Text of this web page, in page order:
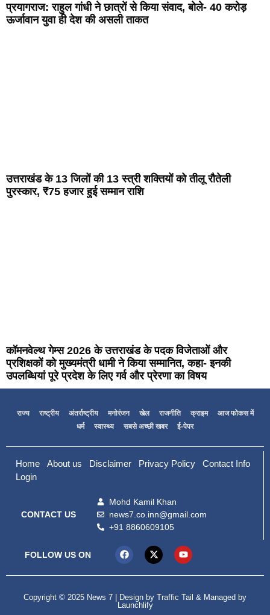
प्रयागराज: राहुल गांधी ने छात्रों से किया संवाद, बोले- 40 करोड़
ऊर्जावान युवा ही देश की असली ताकत
उत्तराखंड के 13 जिलों की 13 स्त्री शक्तियों को तीलू रौतेली
पुरस्कार, ₹75 हजार हुई सम्मान राशि
कॉमनवेल्थ गेम्स 2026 के उत्तराखंड के पदक विजेताओं और
प्रशिक्षकों को मुख्यमंत्री धामी ने किया सम्मानित, कहा- इनकी
उपलब्धियां पूरे प्रदेश के लिए गर्व और प्रेरणा का विषय
राज्य राष्ट्रीय अंतर्राष्ट्रीय मनोरंजन खेल राजनीति क्राइम
आज फोकस में
धर्म
स्वास्थ्य सबसे अच्छी खबर ई-पेपर
Home About us Disclaimer Privacy Policy
Contact Info
Login
CONTACT US
Mohd Kamil Khan
news7.co.inn@gmail.com
+91 8860609105
FOLLOW US ON
Copyright © 2025 News 7 | Design by Traffic Tail & Managed by
Launchlify